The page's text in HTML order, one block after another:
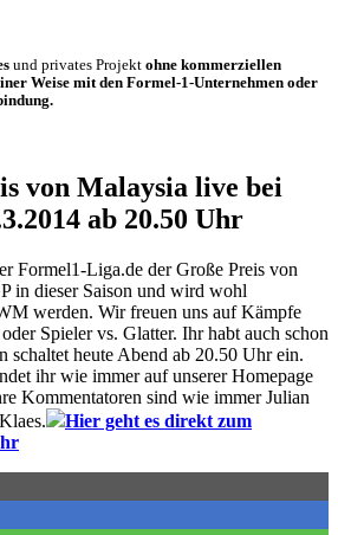
und privates Projekt ohne kommerziellen
Weise mit den Formel-1-Unternehmen oder
von Malaysia live bei
ab 20.50 Uhr
Formel1-Liga.de der Große Preis von
in dieser Saison und wird wohl
werden. Wir freuen uns auf Kämpfe
Spieler vs. Glatter. Ihr habt auch schon
schaltet heute Abend ab 20.50 Uhr ein.
ihr wie immer auf unserer Homepage
Kommentatoren sind wie immer Julian
Hier geht es direkt zum